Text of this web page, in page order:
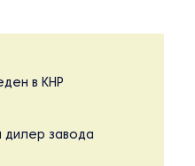
в КНР
завода